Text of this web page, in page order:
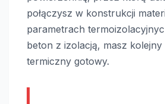
połączysz w konstrukcji
parametrach
beton z izolacją, masz kolejny
termiczny gotowy.